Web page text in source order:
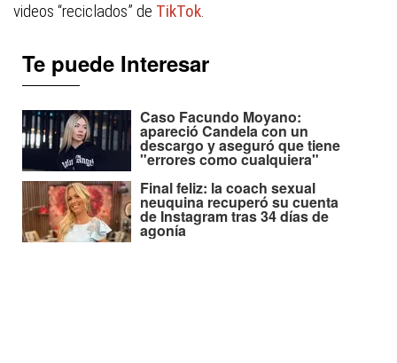
videos “reciclados” de TikTok.
Te puede Interesar
Caso Facundo Moyano:
apareció Candela con un
descargo y aseguró que tiene
"errores como cualquiera"
Final feliz: la coach sexual
neuquina recuperó su cuenta
de Instagram tras 34 días de
agonía